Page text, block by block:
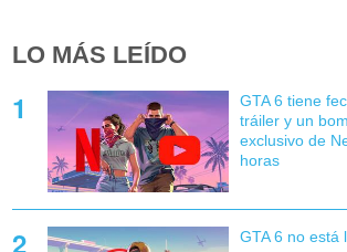
LO MÁS LEÍDO
GTA 6 tiene
tráiler y un
exclusivo de
horas
GTA 6 no está